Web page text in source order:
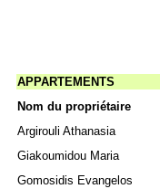
APPARTEMENTS
Nom du propriétaire
Argirouli Athanasia
Giakoumidou Maria
Gomosidis Evangelos